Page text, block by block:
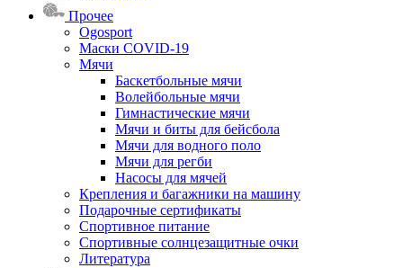
Прочее
Ogosport
Маски COVID-19
Мячи
Баскетбольные мячи
Волейбольные мячи
Гимнастические мячи
Мячи и биты для бейсбола
Мячи для водного поло
Мячи для регби
Насосы для мячей
Крепления и багажники на машину
Подарочные сертификаты
Спортивное питание
Спортивные солнцезащитные очки
Литература